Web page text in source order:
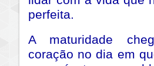
perfeita.
A maturidade
coração no dia em